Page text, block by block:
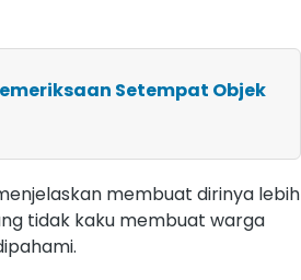
Setempat Objek
membuat dirinya lebih
tidak kaku membuat warga